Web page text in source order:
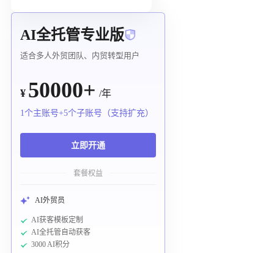
AI全托管专业版
适合多人外贸团队、内贸转型用户
¥ 50000+ /年
1个主账号+5个子账号（支持扩充）
立即开通
套餐权益
AI外贸员
AI获客模板定制
AI全托管自动获客
3000 AI积分